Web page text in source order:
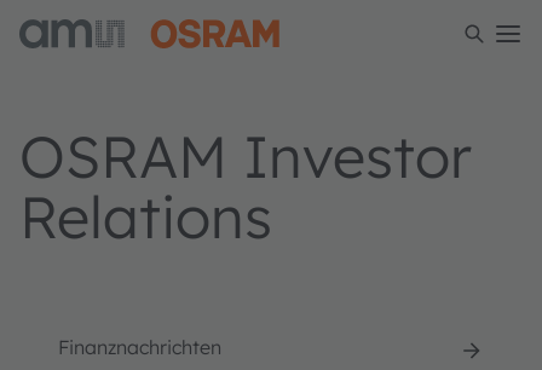
OSRAM Investor
Relations
Finanznachrichten